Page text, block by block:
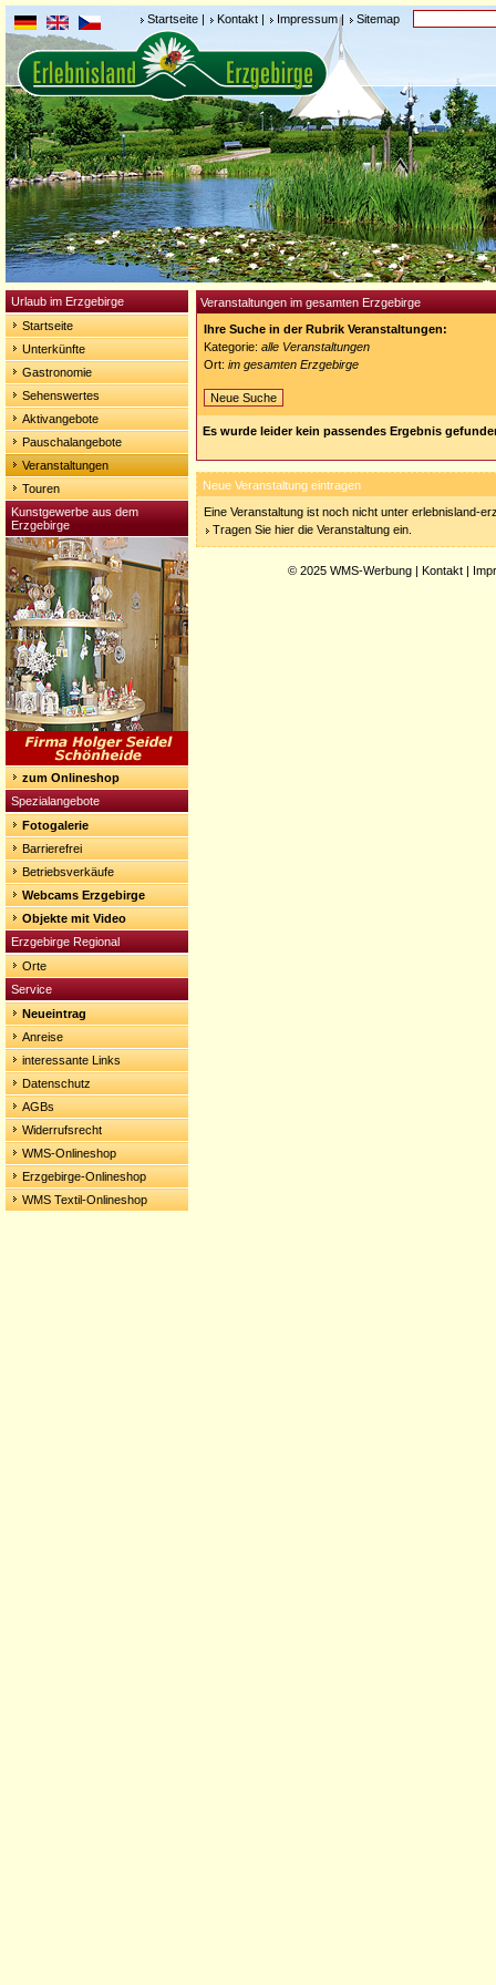
Startseite | Kontakt | Impressum| Sitemap
Urlaub im Erzgebirge
Startseite
Unterkünfte
Gastronomie
Sehenswertes
Aktivangebote
Pauschalangebote
Veranstaltungen
Touren
Kunstgewerbe aus dem
Erzgebirge
zum Onlineshop
Spezialangebote
Fotogalerie
Barrierefrei
Betriebsverkäufe
Webcams Erzgebirge
Objekte mit Video
Erzgebirge Regional
Orte
Service
Neueintrag
Anreise
interessante Links
Datenschutz
AGBs
Widerrufsrecht
WMS-Onlineshop
Erzgebirge-Onlineshop
WMS Textil-Onlineshop
Veranstaltungen im gesamten Erzgebirge
Ihre Suche in der Rubrik Veranstaltungen:
Kategorie: alle Veranstaltungen
Ort: im gesamten Erzgebirge
Neue Suche
Es wurde leider kein passendes Ergebnis
Neue Veranstaltung eintragen
Eine Veranstaltung ist noch nicht unter erlebnisland-
Tragen Sie hier die Veranstaltung ein.
© 2025 WMS-Werbung | Kontakt |